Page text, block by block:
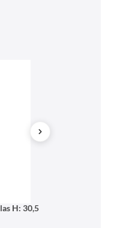
H: 30,5